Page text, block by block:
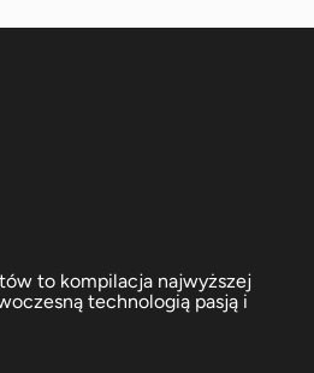
to kompilacja najwyższej
technologią pasją i